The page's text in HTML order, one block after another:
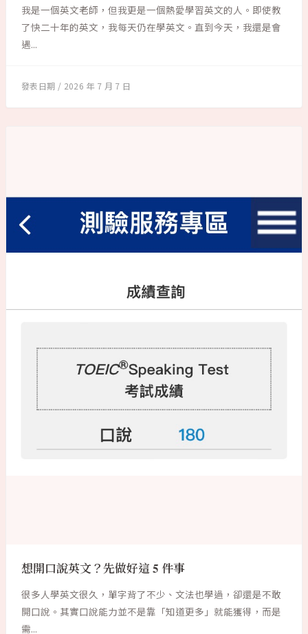
我是一個英文老師，但我更是一個熱愛學習英文的人。即使教
了快二十年的英文，我每天仍在學英文。直到今天，我還是會
遇...
2026 年 7 月 7 日
想開口說英文？先做好這 5 件事
很多人學英文很久，單字背了不少、文法也學過，卻還是不敢
開口說。其實口說能力並不是靠「知道更多」就能獲得，而是
需...